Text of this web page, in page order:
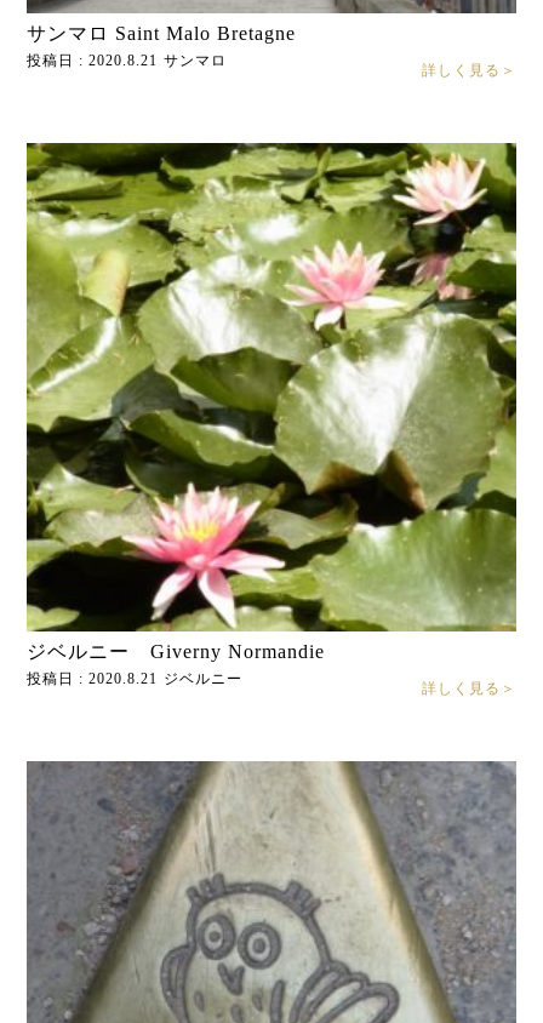
サンマロ Saint Malo Bretagne
投稿日 : 2020.8.21 サンマロ
詳しく見る＞
ジベルニー Giverny Normandie
投稿日 : 2020.8.21 ジベルニー
詳しく見る＞